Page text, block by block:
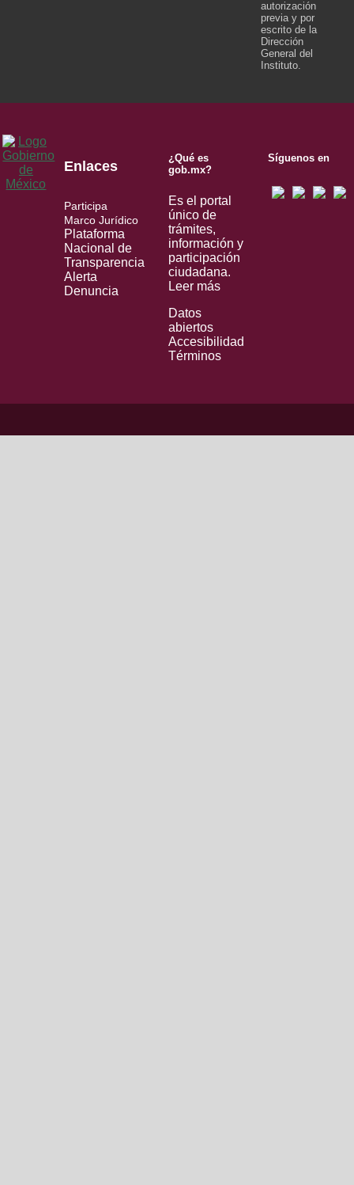
autorización
previa y por
escrito de la
Dirección
General del
Instituto.
Enlaces
Participa
Marco Jurídico
Plataforma
Nacional de
Transparencia
Alerta
Denuncia
¿Qué es
gob.mx?
Es el portal
único de
trámites,
información y
participación
ciudadana.
Leer más
Datos
abiertos
Accesibilidad
Términos
Síguenos en